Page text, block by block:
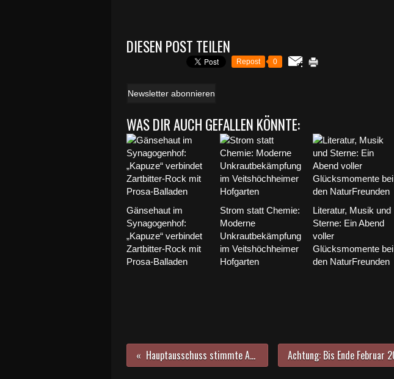
DIESEN POST TEILEN
Repost 0
Newsletter abonnieren
WAS DIR AUCH GEFALLEN KÖNNTE:
Gänsehaut im
Synagogenhof:
„Kapuze“ verbindet
Zartbitter-Rock mit
Prosa-Balladen
Strom statt Chemie:
Moderne
Unkrautbekämpfung
im Veitshöchheimer
Hofgarten
Literatur, Musik und
Sterne: Ein Abend
voller
Glücksmomente bei
den NaturFreunden
Hauptausschuss stimmte Anbau einer Krippengruppe am Kuratie-Kindergarten zu und beauftragte einen Planer